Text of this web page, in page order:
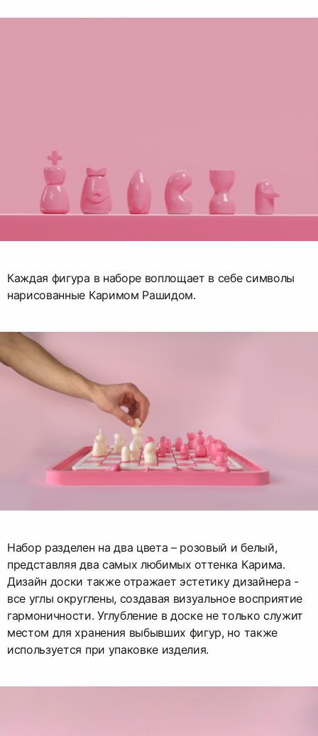
Каждая фигура в наборе воплощает в себе символы
нарисованные Каримом Рашидом.
Набор разделен на два цвета – розовый и белый,
представляя два самых любимых оттенка Карима.
Дизайн доски также отражает эстетику дизайнера -
все углы округлены, создавая визуальное восприятие
гармоничности. Углубление в доске не только служит
местом для хранения выбывших фигур, но также
используется при упаковке изделия.